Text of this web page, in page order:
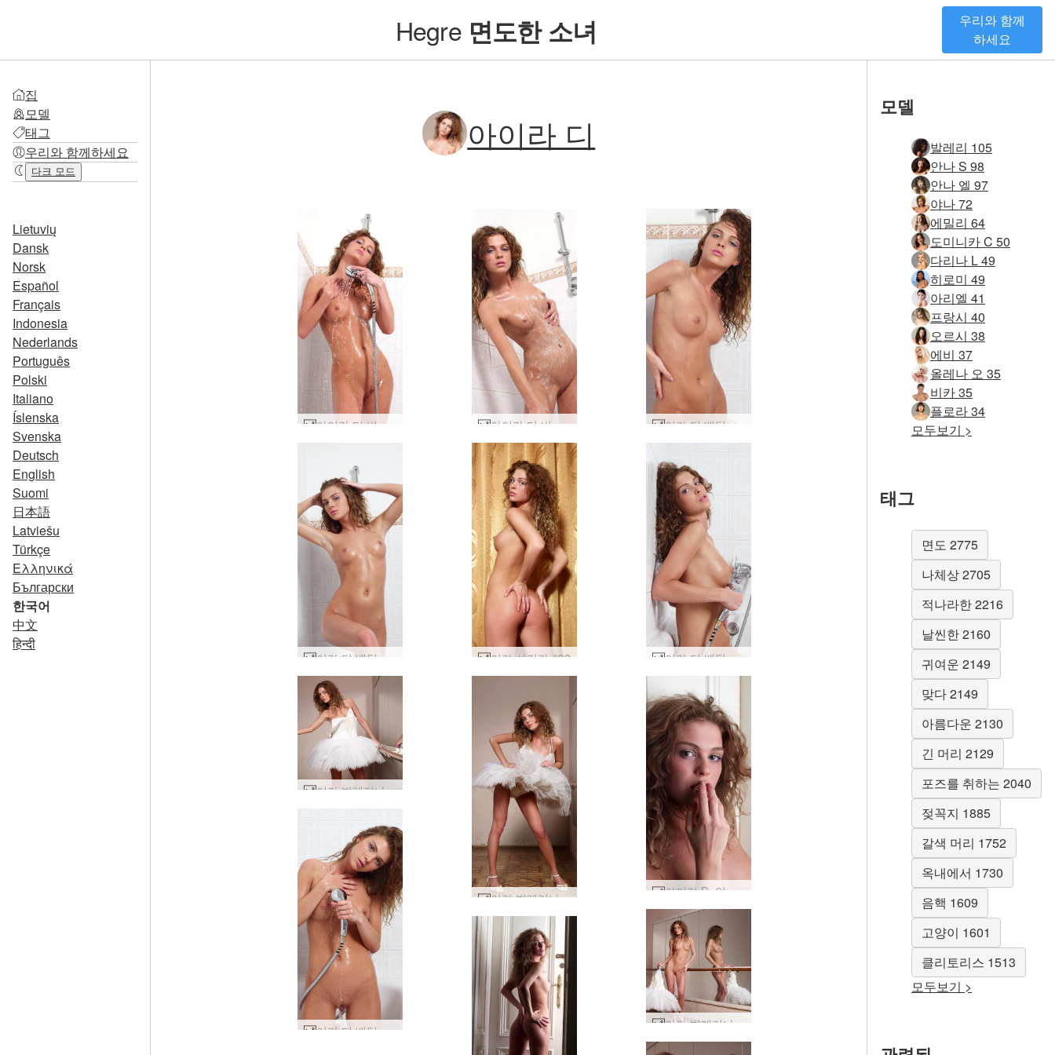
Hegre 면도한 소녀
우리와 함께
하세요
집
모델
태그
우리와 함께하세요
다크 모드
Lietuvių
Dansk
Norsk
Español
Français
Indonesia
Nederlands
Português
Polski
Italiano
Íslenska
Svenska
Deutsch
English
Suomi
日本語
Latviešu
Türkçe
Ελληνικά
Български
한국어
中文
हिन्दी
아이라 디
아이라 디 비누 #31 아이라 디 비누 #11 이라 디 배딩 #55
이라 디 배딩 #51 이라 샤키라 #92 이라 디 배딩 #35
이라 발레리나 #83
이라 발레리나 #55 아이라 D. 입구 #48
이라 디 배딩 #19
모델
발레리 105
안나 S 98
안나 엘 97
야나 72
에밀리 64
도미니카 C 50
다리나 L 49
히로미 49
아리엘 41
프랑시 40
오르시 38
에비 37
올레나 오 35
비카 35
플로라 34
모두보기 >
태그
면도 2775
나체상 2705
적나라한 2216
날씬한 2160
귀여운 2149
맞다 2149
아름다운 2130
긴 머리 2129
포즈를 취하는 2040
젖꼭지 1885
갈색 머리 1752
옥내에서 1730
음핵 1609
고양이 1601
클리토리스 1513
모두보기 >